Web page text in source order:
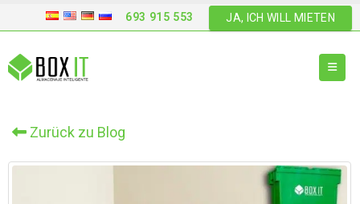
693 915 553 JA, ICH WILL MIETEN
Zurück zu Blog